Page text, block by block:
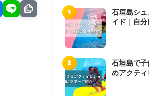
1
石垣島シ
イド｜自
2
石垣島で
めアクティ